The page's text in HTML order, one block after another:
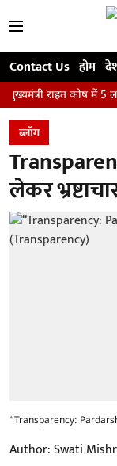
Contact Us होम
कोष में 5 लाख रुपए
ब्लॉग
लेकर
“Transparency:
Author:Swati